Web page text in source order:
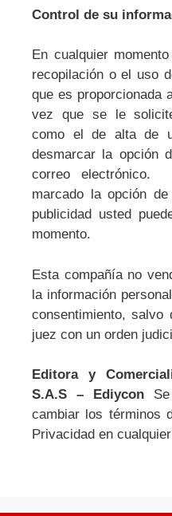
Control de su
En cualquier
recopilación o el uso
que es proporcionada
vez que se le
como el de alta de
desmarcar la opción
correo
marcado la opción
publicidad usted
momento.
Esta compañía no
la información
consentimiento, salvo
juez con un orden
Editora y
S.A.S – EdiyconSe
cambiar los términos
Privacidad en